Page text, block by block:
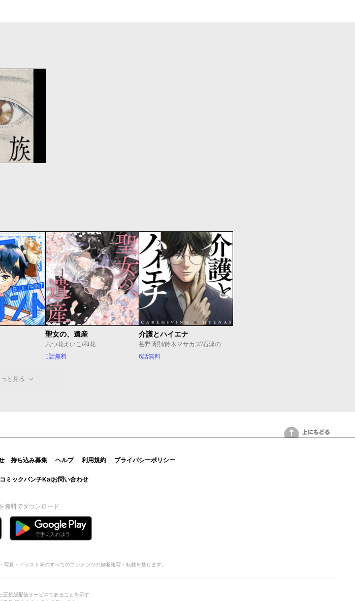
聖女の、遺産
六つ花えいこ/和花
1話無料
介護とハイエナ
甚野博則/鈴木マサカズ/石津のぞみ
6話無料
っと見る
上にもどる
持ち込み募集 ヘルプ 利用規約 プライバシーポリシー
コミックバンチKaiお問い合わせ
無料でダウンロード
真・イラスト等のすべてのコンテンツの無断複写・転載を禁じます。
正規版配信サービスであることを示す